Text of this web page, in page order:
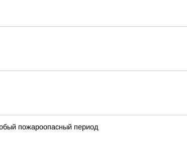
пожароопасный период